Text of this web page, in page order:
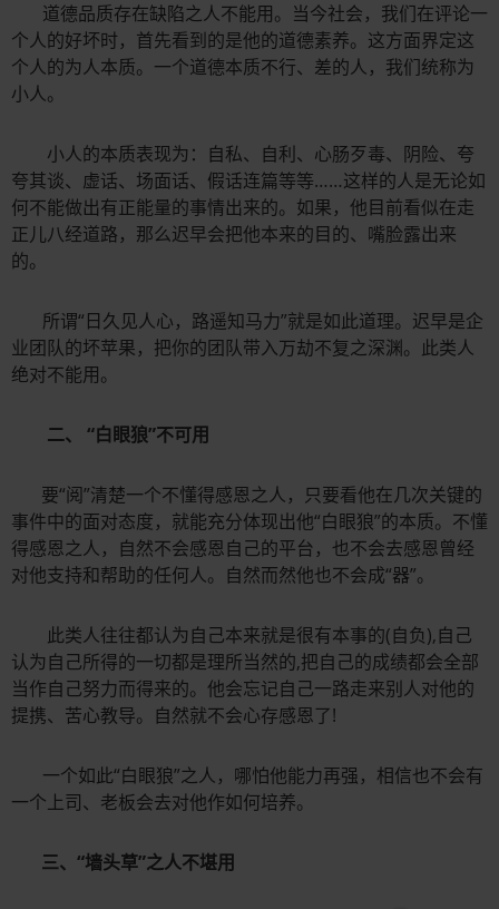
道德品质存在缺陷之人不能用。当今社会，我们在评论一
个人的好坏时，首先看到的是他的道德素养。这方面界定这
个人的为人本质。一个道德本质不行、差的人，我们统称为
小人。
小人的本质表现为：自私、自利、心肠歹毒、阴险、夸
夸其谈、虚话、场面话、假话连篇等等……这样的人是无论如
何不能做出有正能量的事情出来的。如果，他目前看似在走
正儿八经道路，那么迟早会把他本来的目的、嘴脸露出来
的。
所谓“日久见人心，路遥知马力”就是如此道理。迟早是企
业团队的坏苹果，把你的团队带入万劫不复之深渊。此类人
绝对不能用。
二、 “白眼狼”不可用
要“阅”清楚一个不懂得感恩之人，只要看他在几次关键的
事件中的面对态度，就能充分体现出他“白眼狼”的本质。不懂
得感恩之人，自然不会感恩自己的平台，也不会去感恩曾经
对他支持和帮助的任何人。自然而然他也不会成“器”。
此类人往往都认为自己本来就是很有本事的(自负),自己
认为自己所得的一切都是理所当然的,把自己的成绩都会全部
当作自己努力而得来的。他会忘记自己一路走来别人对他的
提携、苦心教导。自然就不会心存感恩了!
一个如此“白眼狼”之人，哪怕他能力再强，相信也不会有
一个上司、老板会去对他作如何培养。
三、“墙头草”之人不堪用